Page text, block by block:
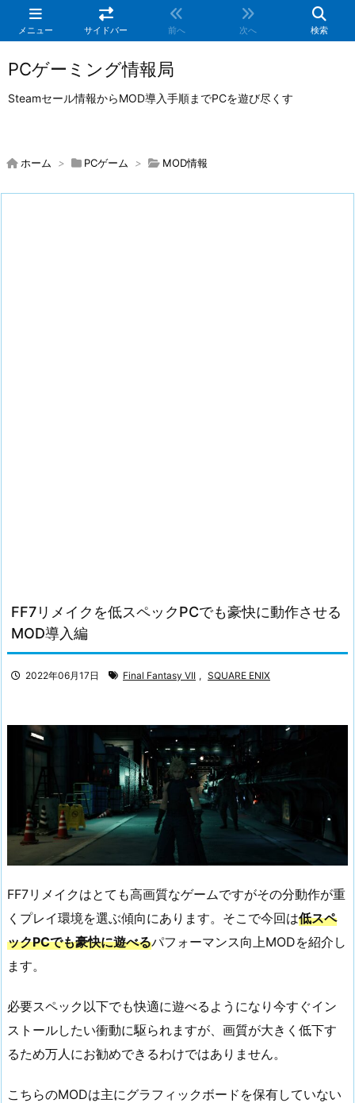
メニュー サイドバー 前へ 次へ 検索
PCゲーミング情報局
Steamセール情報からMOD導入手順までPCを遊び尽くす
ホーム > PCゲーム > MOD情報
FF7リメイクを低スペックPCでも豪快に動作させる
MOD導入編
2022年06月17日 Final Fantasy VII , SQUARE ENIX
FF7リメイクはとても高画質なゲームですがその分動作が重
くプレイ環境を選ぶ傾向にあります。そこで今回は低スペ
ックPCでも豪快に遊べるパフォーマンス向上MODを紹介し
ます。
必要スペック以下でも快適に遊べるようになり今すぐイン
ストールしたい衝動に駆られますが、画質が大きく低下す
るため万人にお勧めできるわけではありません。
こちらのMODは主にグラフィックボードを保有していない